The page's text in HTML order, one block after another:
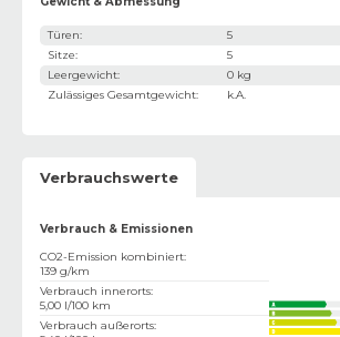
Türen:
5
Sitze:
5
Leergewicht:
0 kg
Zulässiges Gesamtgewicht: k.A.
Verbrauchswerte
Verbrauch & Emissionen
CO2-Emission kombiniert:
139 g/km
Verbrauch innerorts:
5,00 l/100 km
Verbrauch außerorts: